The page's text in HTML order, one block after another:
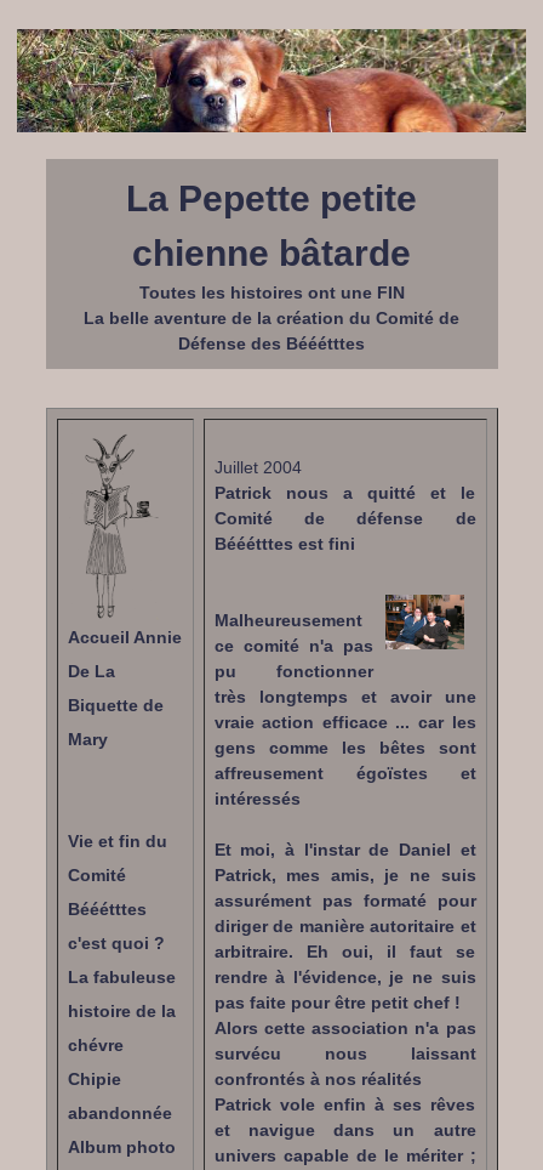
La Pepette petite
chienne bâtarde
Toutes les histoires ont une FIN
La belle aventure de la création du Comité de
Défense des Bééétttes
Accueil Annie
De La
Biquette de
Mary
Vie et fin du
Comité
Bééétttes
c'est quoi ?
La fabuleuse
histoire de la
chévre
Chipie
abandonnée
Album photo
Juillet 2004
Patrick nous a quitté et le
Comité de défense de
Bééétttes est fini
Malheureusement
ce comité n'a pas
pu fonctionner
très longtemps et avoir une
vraie action efficace ... car les
gens comme les bêtes sont
affreusement égoïstes et
intéressés
Et moi, à l'instar de Daniel et
Patrick, mes amis, je ne suis
assurément pas formaté pour
diriger de manière autoritaire et
arbitraire. Eh oui, il faut se
rendre à l'évidence, je ne suis
pas faite pour être petit chef !
Alors cette association n'a pas
survécu nous laissant
confrontés à nos réalités
Patrick vole enfin à ses rêves
et navigue dans un autre
univers capable de le mériter ;